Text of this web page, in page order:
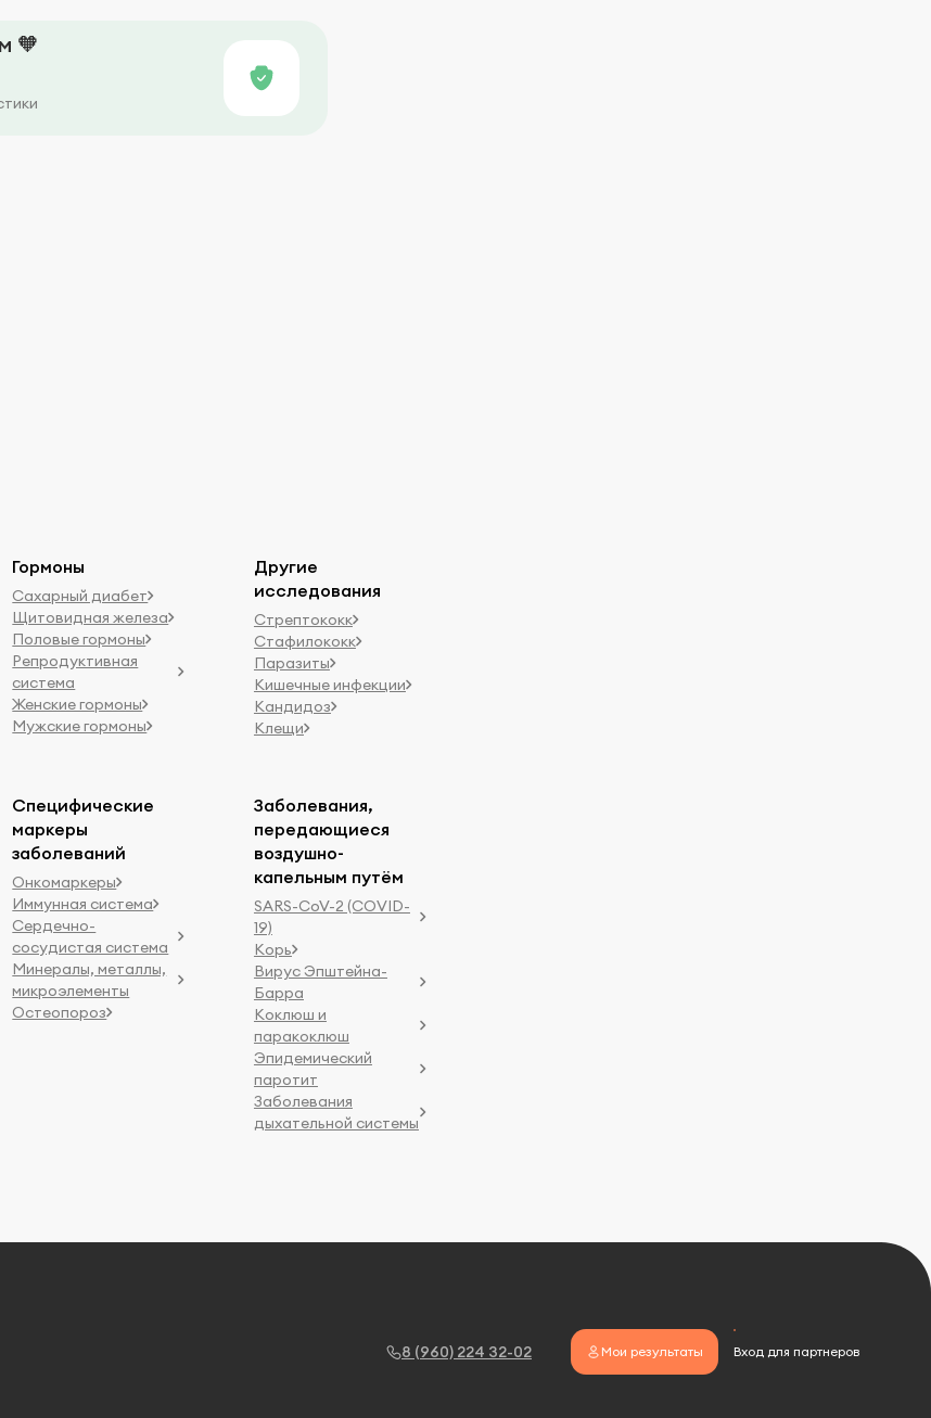
🧡
Гормоны
Сахарный диабет
Щитовидная железа
Половые гормоны
Репродуктивная
система
Женские гормоны
Мужские гормоны
Другие
исследования
Стрептококк
Стафилококк
Паразиты
Кишечные инфекции
Кандидоз
Клещи
Специфические
маркеры
заболеваний
Онкомаркеры
Иммунная система
Сердечно-
сосудистая система
Минералы, металлы,
микроэлементы
Остеопороз
Заболевания,
передающиеся
воздушно-
капельным путём
SARS-CoV-2 (COVID-
19)
Корь
Вирус Эпштейна-
Барра
Коклюш и
паракоклюш
Эпидемический
паротит
Заболевания
дыхательной системы
8 (960) 224 32-02 Мои результаты Вход для партнеров